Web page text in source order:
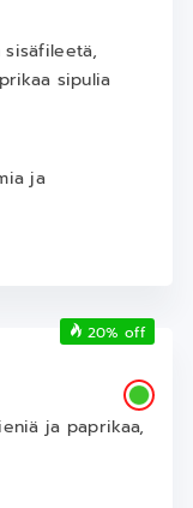
sisäfileetä,
sipulia
ja
ja paprikaa,
20% off